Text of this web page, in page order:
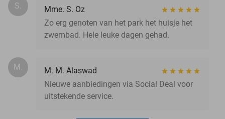
S.
Mme. S. Oz
Zo erg genoten van het park het huisje het
zwembad. Hele leuke dagen gehad.
M.
M. M. Alaswad
Nieuwe aanbiedingen via Social Deal voor
uitstekende service.